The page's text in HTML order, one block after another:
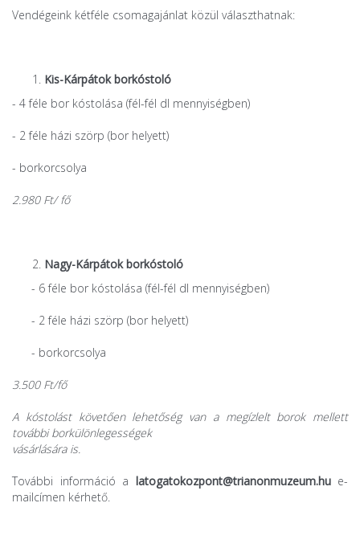
Vendégeink kétféle csomagajánlat közül választhatnak:
Kis-Kárpátok borkóstoló
- 4 féle bor kóstolása (fél-fél dl mennyiségben)
- 2 féle házi szörp (bor helyett)
- borkorcsolya
2.980 Ft/ fő
Nagy-Kárpátok borkóstoló
- 6 féle bor kóstolása (fél-fél dl mennyiségben)
- 2 féle házi szörp (bor helyett)
- borkorcsolya
3.500 Ft/fő
A kóstolást követően lehetőség van a megízlelt borok mellett
további borkülönlegességek
vásárlására is.
További információ a latogatokozpont@trianonmuzeum.hue-
mailcímen kérhető.